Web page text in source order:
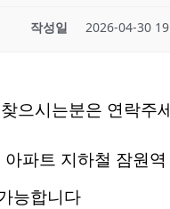
작성일 2026-04-30
으시는분은 연락주
아파트 지하철 잠원
능합니다